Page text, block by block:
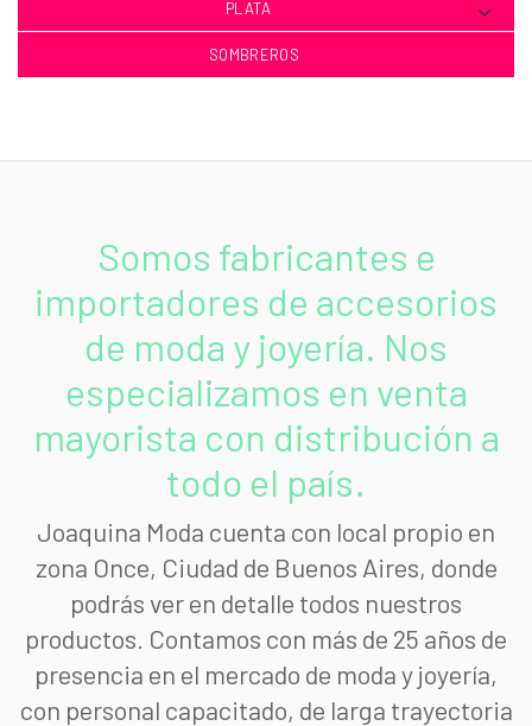
PLATA
SOMBREROS
Somos fabricantes e
importadores de accesorios
de moda y joyería. Nos
especializamos en venta
mayorista con distribución a
todo el país.
Joaquina Moda cuenta con local propio en
zona Once, Ciudad de Buenos Aires, donde
podrás ver en detalle todos nuestros
productos. Contamos con más de 25 años de
presencia en el mercado de moda y joyería,
con personal capacitado, de larga trayectoria